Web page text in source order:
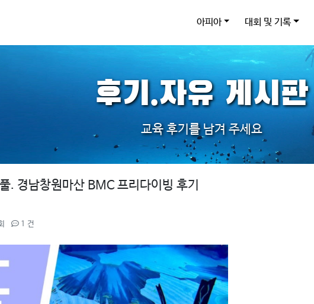
아피아 대회 및 기록
후기.자유 게시판
교육 후기를 남겨 주세요
. 경남창원마산 BMC 프리다이빙 후기
1 건